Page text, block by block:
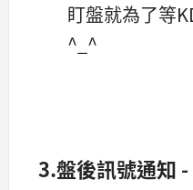
盯盤就為了等
^_^
3.盤後訊號通知